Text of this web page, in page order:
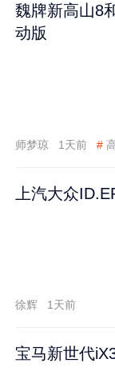
魏牌新高山8
动版
师梦琼 1天前 #
上汽大众
徐辉 1天前
宝马新世代